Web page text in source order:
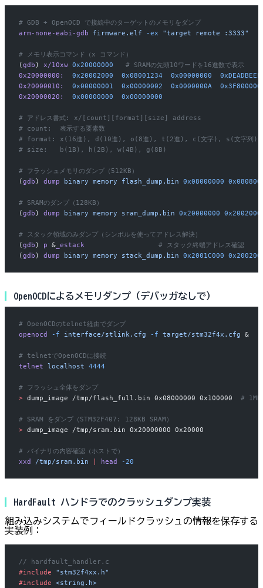
# GDB + OpenOCD で接続中のターゲットのメモリをダンプ
arm-none-eabi-gdb firmware.elf -ex "target remote :3333"
# メモリ表示コマンド（x コマンド）
(gdb ) x/10xw 0x20000000
   # SRAMの先頭10ワードを16進数で表示
0x20000000:
  0x20002000
  0x08001234
  0x00000000
  0xDEADBEEF
0x20000010:
  0x00000001
  0x00000002
  0x0000000A
  0x3F800000
0x20000020:
  0x00000000
  0x00000000
# アドレス書式: x/[count][format][size] address
# count:  表示する要素数
# format: x(16進), d(10進), o(8進), t(2進), c(文字), s(文字列),
# size:   b(1B), h(2B), w(4B), g(8B)
# フラッシュメモリのダンプ（512KB）
(gdb ) dump binary memory flash_dump.bin 0x08000000
# SRAMのダンプ（128KB）
(gdb ) dump binary memory sram_dump.bin 0x20000000
# スタック領域のみダンプ（シンボルを使ってアドレス解決）
(gdb ) p & _estack
                  # スタック終端アドレス確認
(gdb ) dump binary memory stack_dump.bin 0x2001C000
OpenOCDによるメモリダンプ（デバッガなしで）
# OpenOCDのtelnet経由でダンプ
openocd
-f interface/stlink.cfg -f target/stm32f4x.cfg &
# telnetでOpenOCDに接続
telnet localhost 4444
# フラッシュ全体をダンプ
> dump_image /tmp/flash_full.bin 0x08000000 0x100000 # 1MB
# SRAM をダンプ（STM32F407: 128KB SRAM）
> dump_image /tmp/sram.bin 0x20000000 0x20000
# バイナリの内容確認（ホストで）
xxd
/tmp/sram.bin head -20
HardFault ハンドラでのクラッシュダンプ実装
組み込みシステムでフィールドクラッシュの情報を保存する
実装例：
// hardfault_handler.c
#include "stm32f4xx.h"
#include <string.h>